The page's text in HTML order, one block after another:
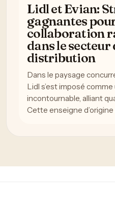
Lidl et Evian:
gagnantes
collaboration
dans le secteur
distribution
Dans le paysage
Lidl s’est imposé
incontournable, alliant
Cette enseigne d’origine